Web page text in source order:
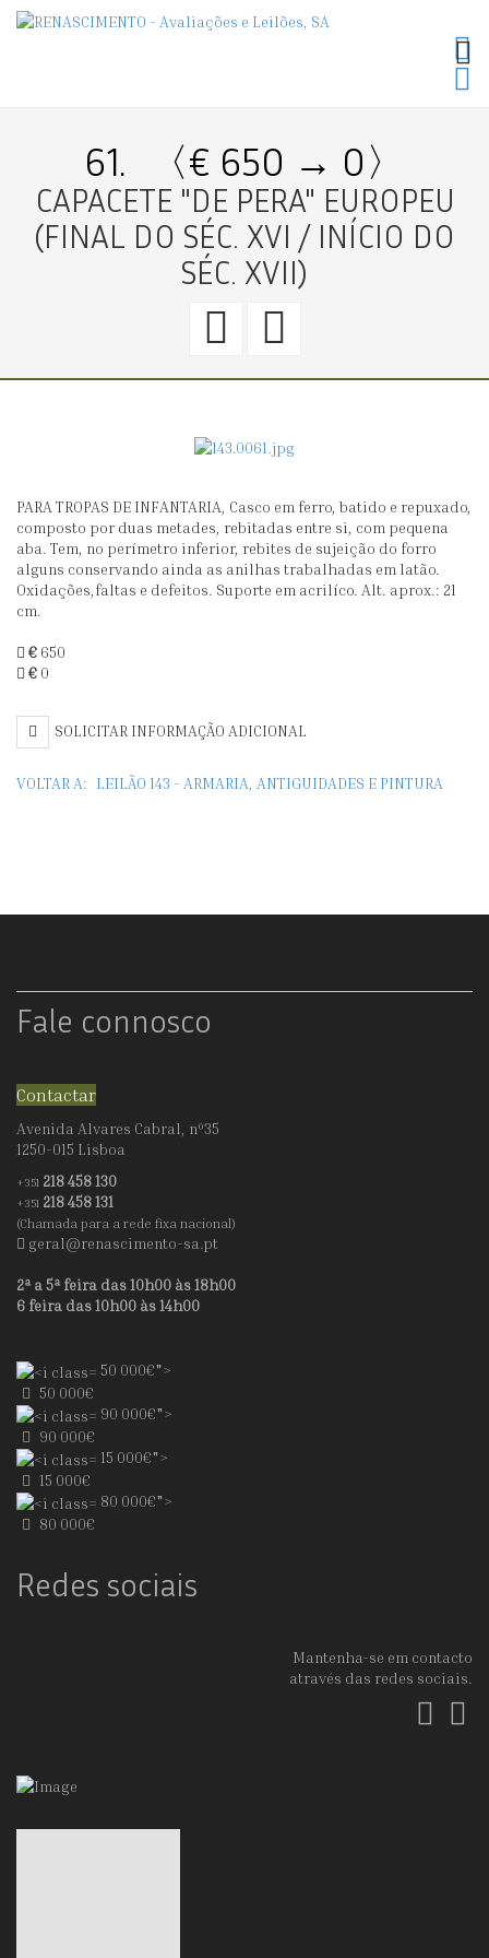
61. 〈€ 650 → 0〉
CAPACETE "DE PERA" EUROPEU
(FINAL DO SÉC. XVI / INÍCIO DO
SÉC. XVII)
60.
〈€
50
60〉
ESPADA
DO
SÉC.
〈€
150
→
0〉
SABRE
DE
1915
DE
PARA TROPAS DE INFANTARIA, Casco em ferro, batido e repuxado,
composto por duas metades, rebitadas entre si, com pequena
aba. Tem, no perímetro inferior, rebites de sujeição do forro
alguns conservando ainda as anilhas trabalhadas em latão.
Oxidações,faltas e defeitos. Suporte em acrilíco. Alt. aprox.: 21
cm.
€ 650
€ 0
SOLICITAR INFORMAÇÃO ADICIONAL
VOLTAR A: LEILÃO 143 - ARMARIA, ANTIGUIDADES E PINTURA
Fale connosco
Contactar
Avenida Alvares Cabral, nº35
1250-015 Lisboa
+351 218 458 130
+351 218 458 131
(Chamada para a rede fixa nacional)
geral@renascimento-sa.pt
2ª a 5ª feira das 10h00 às 18h00
6 feira das 10h00 às 14h00
50 000€">
50 000€
90 000€">
90 000€
15 000€">
15 000€
80 000€">
80 000€
Redes sociais
Mantenha-se em contacto
através das redes sociais.